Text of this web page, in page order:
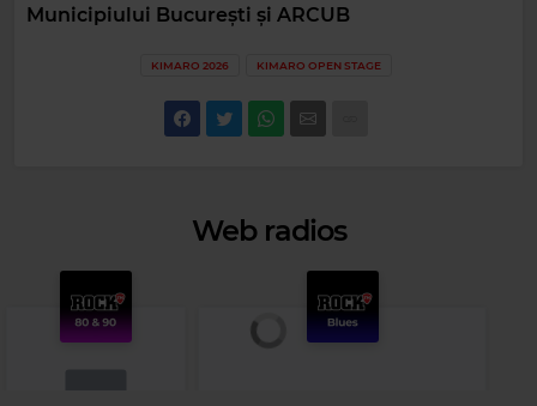
Municipiului București și ARCUB
KIMARO 2026 KIMARO OPEN STAGE
Web radios